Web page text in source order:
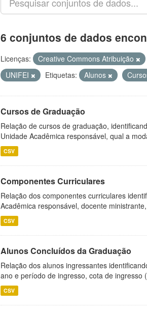
6 conjuntos de dados
Licenças: Creative Commons Atribuição
UNIFEI
Etiquetas: Alunos
Cursos de Graduação
Relação de cursos de graduação,
Unidade Acadêmica responsável, qual a
CSV
Componentes Curriculares
Relação dos componentes curriculares
Acadêmica responsável, docente
CSV
Alunos Concluídos da Graduação
Relação dos alunos ingressantes
ano e período de ingresso, cota de ingresso
CSV